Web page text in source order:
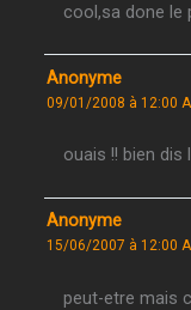
cool,sa done le
Anonyme
09/01/2008 à 12:00
ouais !! bien dis
Anonyme
15/06/2007 à 12:00
peut-etre mais